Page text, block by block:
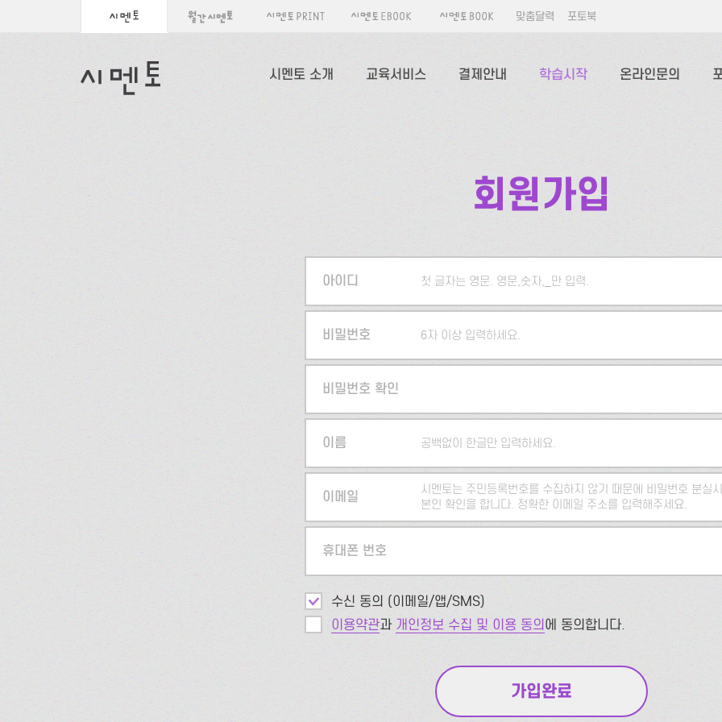
맞춤달력 포토북
시멘토 소개 교육서비스 결제안내 학습시작 온라인문의
회원가입
아이디 첫 글자는 영문. 영문,숫자,_만 입력.
5자 이상 입력하세요.
비밀번호 6자 이상 입력하세요.
비밀번호 확인
이름 공백없이 한글만 입력하세요.
이메일
시멘토는 주민등록번호를 수집하지 않기 때문에 비밀번호 분실
본인 확인을 합니다. 정확한 이메일 주소를 입력해주세요.
휴대폰 번호
수신 동의 (이메일/앱/SMS)
이용약관과 개인정보 수집 및 이용 동의에 동의합니다.